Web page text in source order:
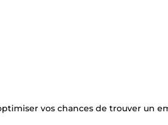
vos chances de trouver un